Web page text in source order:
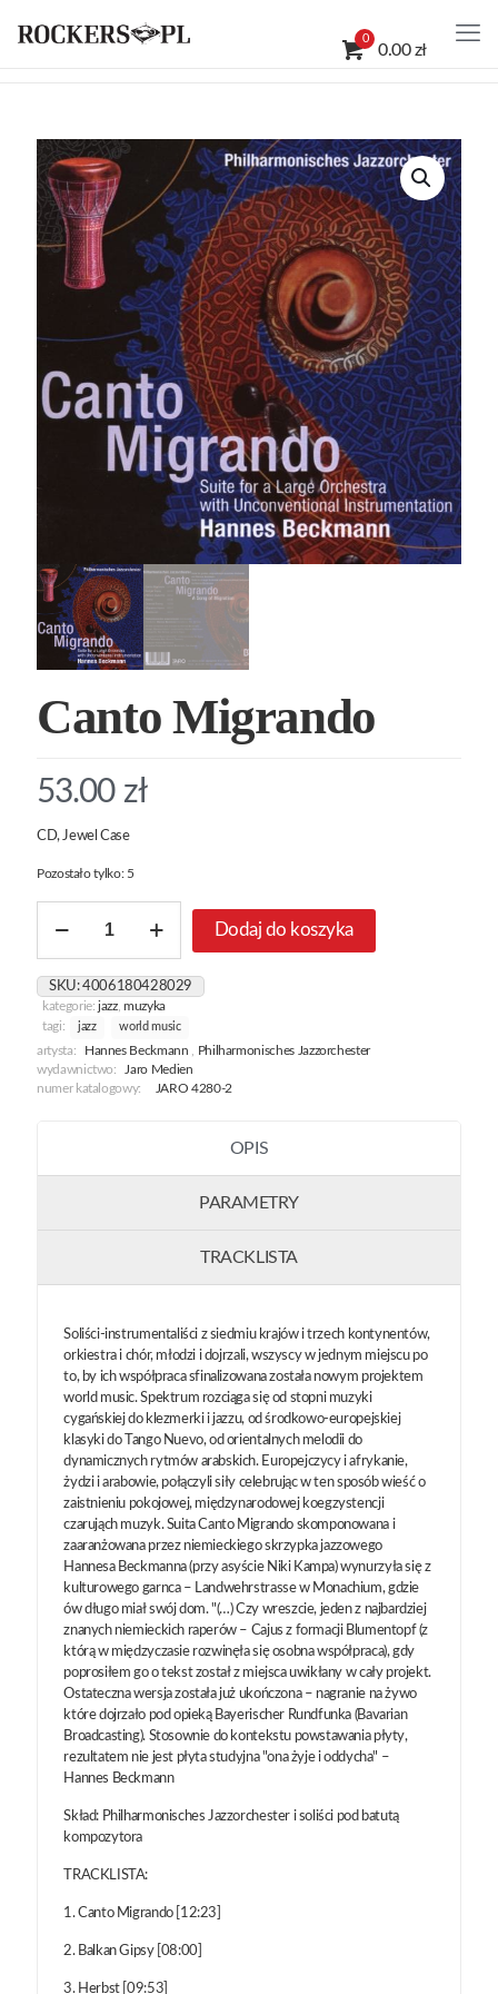
0
0.00 zł
Canto Migrando
53.00 zł
CD, Jewel Case
Pozostało tylko: 5
Canto
Dodaj do koszyka
SKU:4006180428029
kategorie: jazz,muzyka
tagi:
jazz world music
artysta: Hannes Beckmann
Philharmonisches Jazzorchester
wydawnictwo:
Jaro Medien
numer katalogowy:
JARO 4280-2
OPIS
PARAMETRY
TRACKLISTA
Soliści-instrumentaliści z siedmiu krajów i trzech kontynentów,
orkiestra i chór, młodzi i dojrzali, wszyscy w jednym miejscu po
to, by ich współpraca sfinalizowana została nowym projektem
world music. Spektrum rozciąga się od stopni muzyki
cygańskiej do klezmerki i jazzu, od środkowo-europejskiej
klasyki do Tango Nuevo, od orientalnych melodii do
dynamicznych rytmów arabskich. Europejczycy i afrykanie,
żydzi i arabowie, połączyli siły celebrując w ten sposób wieść o
zaistnieniu pokojowej, międzynarodowej koegzystencji
czarująch muzyk. Suita Canto Migrando skomponowana i
zaaranżowana przez niemieckiego skrzypka jazzowego
Hannesa Beckmanna (przy asyście Niki Kampa) wynurzyła się z
kulturowego garnca – Landwehrstrasse w Monachium, gdzie
ów długo miał swój dom. "(…) Czy wreszcie, jeden z najbardziej
znanych niemieckich raperów – Cajus z formacji Blumentopf (z
którą w międzyczasie rozwinęła się osobna współpraca), gdy
poprosiłem go o tekst został z miejsca uwikłany w cały projekt.
Ostateczna wersja została już ukończona – nagranie na żywo
które dojrzało pod opieką Bayerischer Rundfunka (Bavarian
Broadcasting). Stosownie do kontekstu powstawania płyty,
rezultatem nie jest płyta studyjna "ona żyje i oddycha" –
Hannes Beckmann
Skład: Philharmonisches Jazzorchester i soliści pod batutą
kompozytora
TRACKLISTA:
1. Canto Migrando [12:23]
2. Balkan Gipsy [08:00]
3. Herbst [09:53]